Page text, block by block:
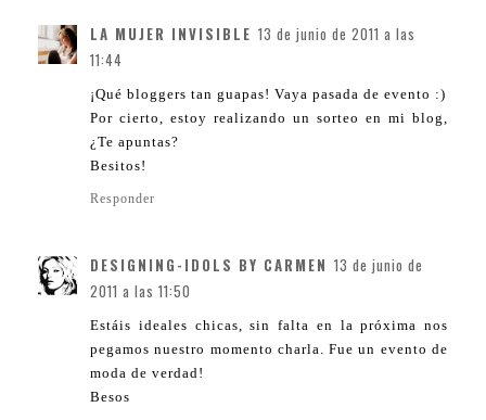
LA MUJER INVISIBLE 13 de junio de 2011 a las
11:44
¡Qué bloggers tan guapas! Vaya pasada de evento :)
Por cierto, estoy realizando un sorteo en mi blog,
¿Te apuntas?
Besitos!
Responder
DESIGNING-IDOLS BY CARMEN 13 de junio de
2011 a las 11:50
Estáis ideales chicas, sin falta en la próxima nos
pegamos nuestro momento charla. Fue un evento de
moda de verdad!
Besos